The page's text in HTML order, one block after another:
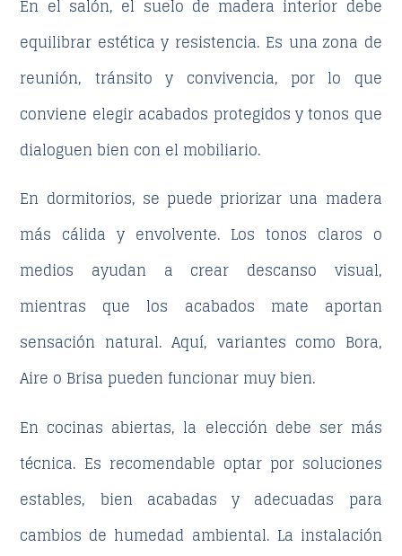
En el salón, el suelo de madera interior debe
equilibrar estética y resistencia. Es una zona de
reunión, tránsito y convivencia, por lo que
conviene elegir acabados protegidos y tonos que
dialoguen bien con el mobiliario.
En dormitorios, se puede priorizar una madera
más cálida y envolvente. Los tonos claros o
medios ayudan a crear descanso visual,
mientras que los acabados mate aportan
sensación natural. Aquí, variantes como Bora,
Aire o Brisa pueden funcionar muy bien.
En cocinas abiertas, la elección debe ser más
técnica. Es recomendable optar por soluciones
estables, bien acabadas y adecuadas para
cambios de humedad ambiental. La instalación